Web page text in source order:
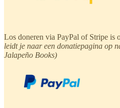
Los doneren via PayPal of Stripe is
leidt je naar een donatiepagina op
Jalapeño Books)